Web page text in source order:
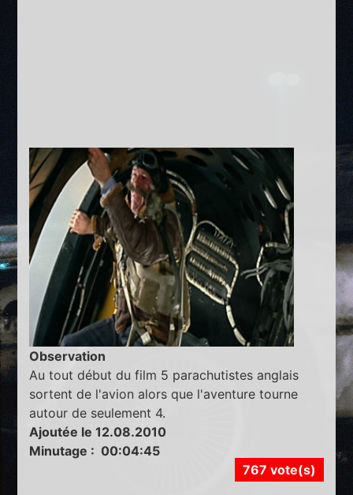
Observation
Au tout début du film 5 parachutistes anglais
sortent de l'avion alors que l'aventure tourne
autour de seulement 4.
Ajoutée le 12.08.2010
Minutage : 00:04:45
767 vote(s)